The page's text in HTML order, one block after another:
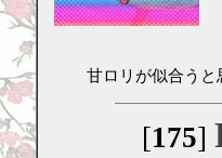
甘ロリが似合うと
[175]